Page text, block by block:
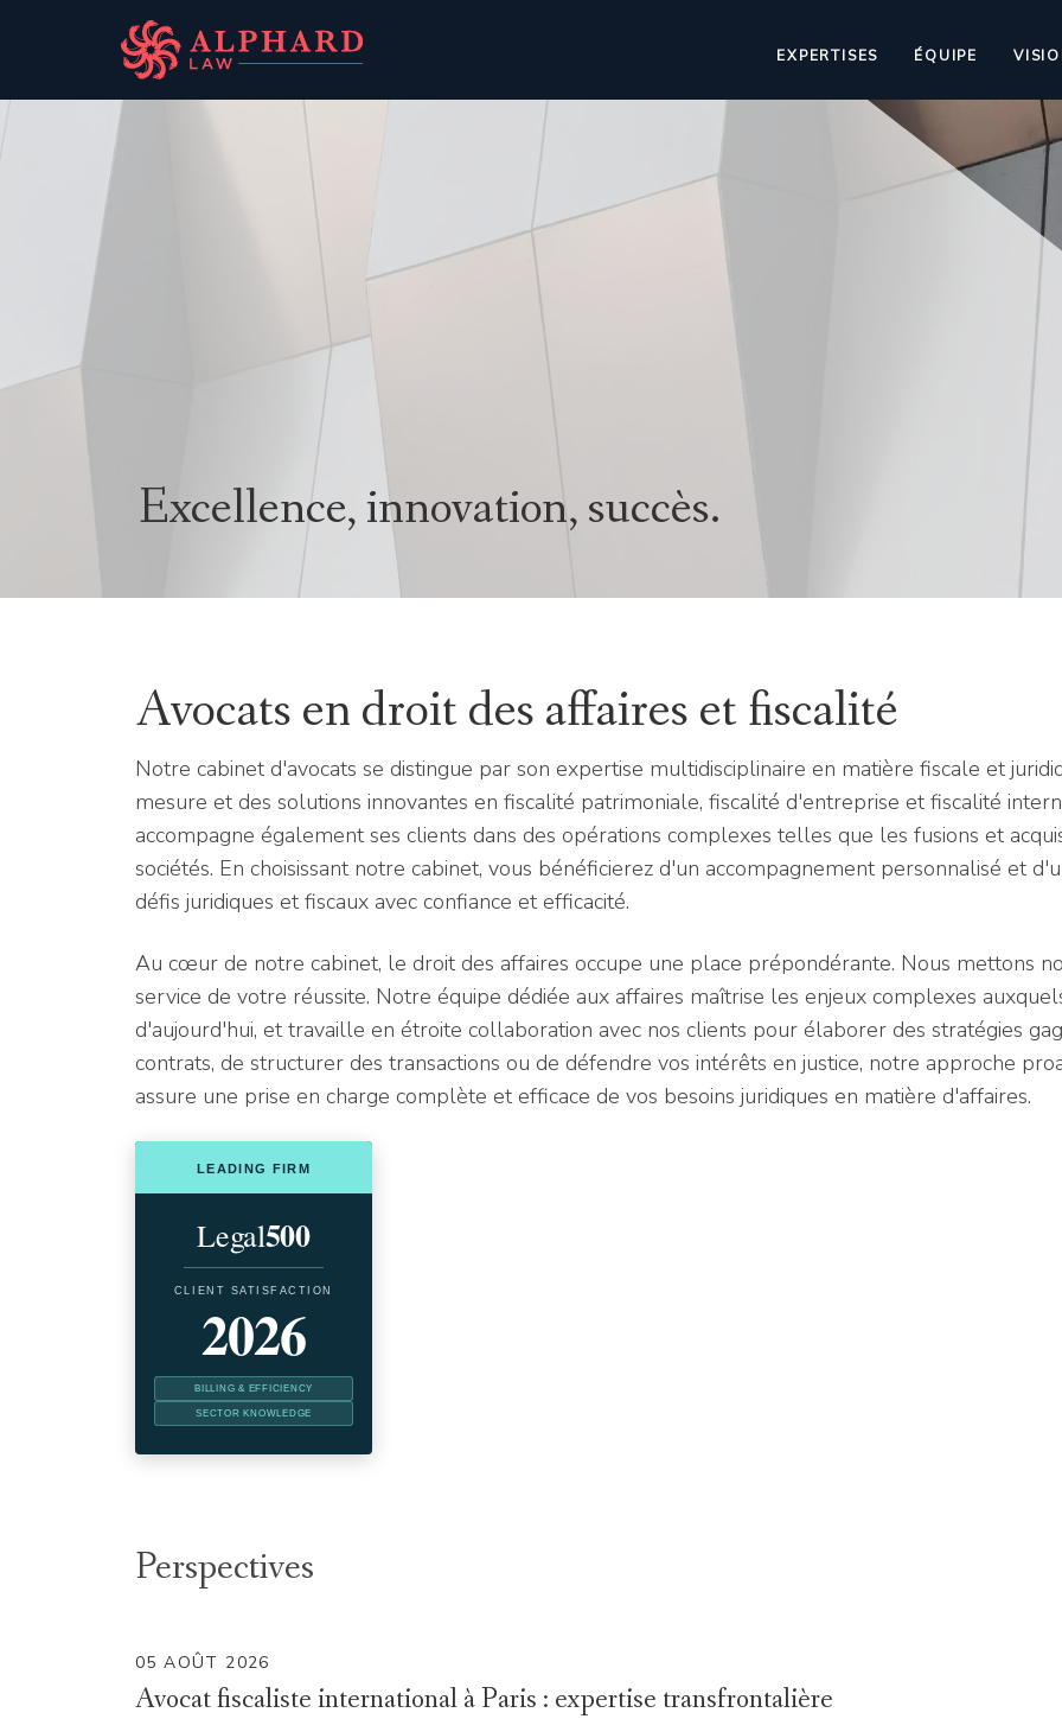
EXPERTISES ÉQUIPE
Excellence, innovation, succès.
Avocats en droit des affaires et fiscalité
Notre cabinet d'avocats se distingue par son expertise multidisciplinaire en matière fiscale et
mesure et des solutions innovantes en fiscalité patrimoniale, fiscalité d'entreprise et fiscalité
accompagne également ses clients dans des opérations complexes telles que les fusions et
sociétés. En choisissant notre cabinet, vous bénéficierez d'un accompagnement personnalisé et
défis juridiques et fiscaux avec confiance et efficacité.
Au cœur de notre cabinet, le droit des affaires occupe une place prépondérante. Nous mettons
service de votre réussite. Notre équipe dédiée aux affaires maîtrise les enjeux complexes
d'aujourd'hui, et travaille en étroite collaboration avec nos clients pour élaborer des stratégies
contrats, de structurer des transactions ou de défendre vos intérêts en justice, notre approche
assure une prise en charge complète et efficace de vos besoins juridiques en matière d'affaires.
LEADING FIRM
Legal500
CLIENT SATISFACTION
2026
BILLING & EFFICIENCY
SECTOR KNOWLEDGE
Perspectives
05 AOÛT 2026
Avocat fiscaliste international à Paris : expertise transfrontalière